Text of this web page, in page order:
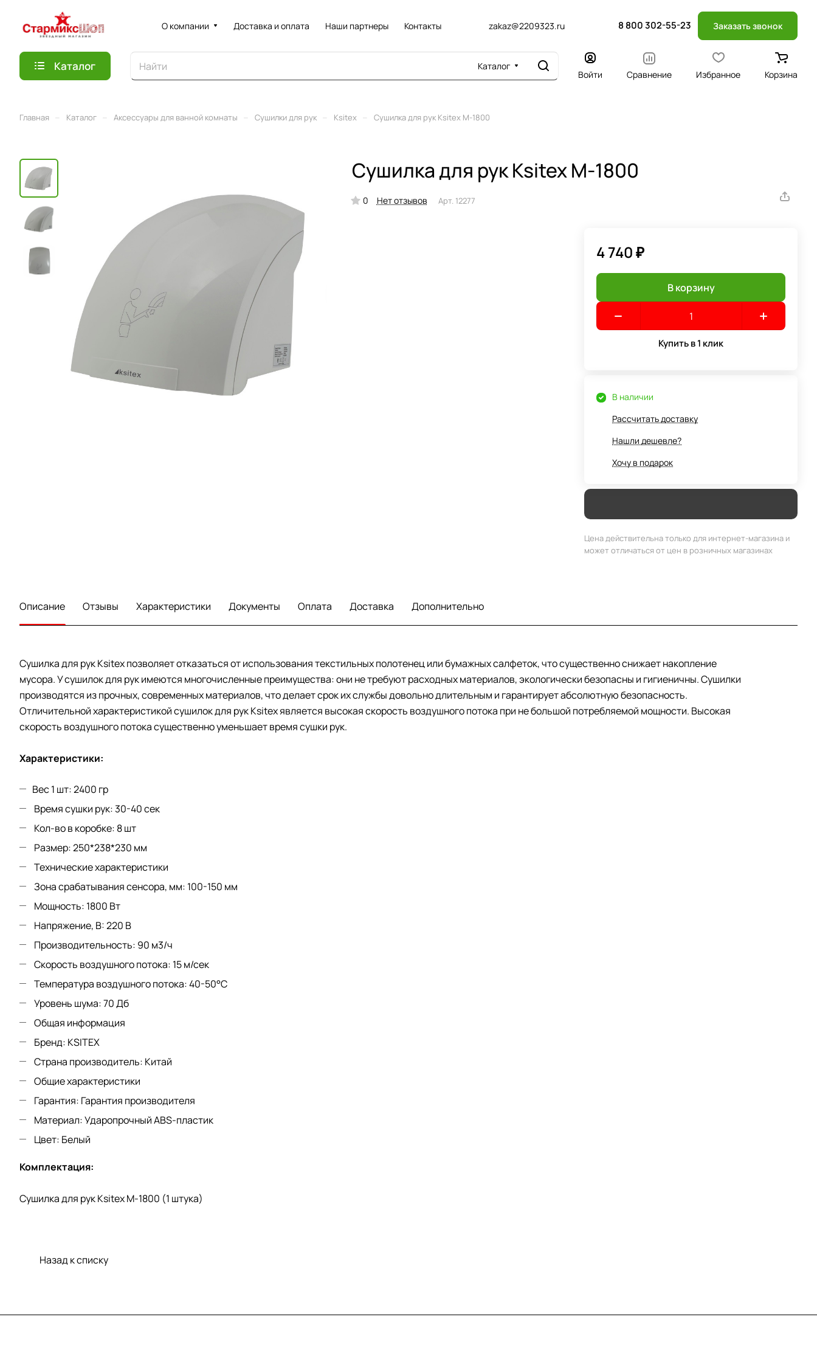
О компании Доставка и оплата Наши партнеры Контакты zakaz@2209323.ru 8 800 302-55-23 Заказать звонок
Каталог Каталог
Войти Сравнение Избранное Корзина
Главная Каталог Аксессуары для ванной комнаты Сушилки для рук Ksitex Сушилка для рук Ksitex M-1800
Сушилка для рук Ksitex M-1800
0 Нет отзывов Арт. 12277
4 740 ₽
В корзину
Купить в 1 клик
В наличии
Рассчитать доставку
Нашли дешевле?
Хочу в подарок
Цена действительна только для интернет-магазина и
может отличаться от цен в розничных магазинах
Описание Отзывы Характеристики Документы Оплата Доставка Дополнительно
Сушилка для рук Ksitex позволяет отказаться от использования текстильных полотенец или бумажных салфеток, что существенно снижает накопление
мусора. У сушилок для рук имеются многочисленные преимущества: они не требуют расходных материалов, экологически безопасны и гигиеничны. Сушилки
производятся из прочных, современных материалов, что делает срок их службы довольно длительным и гарантирует абсолютную безопасность.
Отличительной характеристикой сушилок для рук Ksitex является высокая скорость воздушного потока при не большой потребляемой мощности. Высокая
скорость воздушного потока существенно уменьшает время сушки рук.
Характеристики:
Вес 1 шт: 2400 гр
Время сушки рук: 30-40 сек
Кол-во в коробке: 8 шт
Размер: 250*238*230 мм
Технические характеристики
Зона срабатывания сенсора, мм: 100-150 мм
Мощность: 1800 Вт
Напряжение, В: 220 В
Производительность: 90 м3/ч
Скорость воздушного потока: 15 м/сек
Температура воздушного потока: 40-50°С
Уровень шума: 70 Дб
Общая информация
Бренд: KSITEX
Страна производитель: Китай
Общие характеристики
Гарантия: Гарантия производителя
Материал: Ударопрочный ABS-пластик
Цвет: Белый
Комплектация:
Сушилка для рук Ksitex M-1800 (1 штука)
Назад к списку